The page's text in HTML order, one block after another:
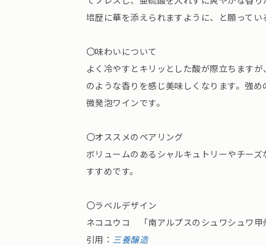
培歴に華を添えられますように、と願ってい
〇味わいについて
よく冷やすとキリッとした酸が際立ちます
のような香りを感じ美味しくなります。強
微発泡ワインです。
〇オススメのペアリング
ボリュームのあるシャルキュトリーやチー
すすめです。
〇ラベルデザイン
ネコユウコ 「南アルプスのシュワシュワ甲
引用： 三養醸造